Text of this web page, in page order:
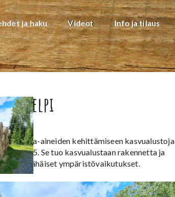
ja haku Videot Info ja tilaus
aineiden kehittämiseen kasvualustoja
2025. Se tuo kasvualustaan rakennetta ja
sekä vähäiset ympäristövaikutukset.